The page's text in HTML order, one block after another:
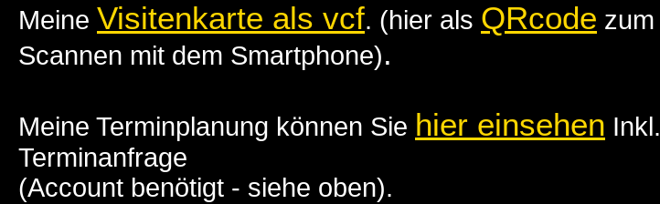
Meine Visitenkarte als vcf. (hier als QRcode zum
Scannen mit dem Smartphone).
Meine Terminplanung können Sie hier einsehen Inkl.
Terminanfrage
(Account benötigt - siehe oben).